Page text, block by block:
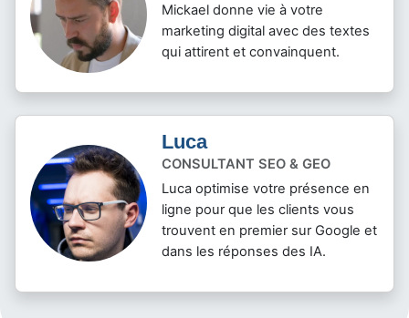
Mickael donne vie à votre
marketing digital avec des textes
qui attirent et convainquent.
Luca
CONSULTANT SEO & GEO
Luca optimise votre présence en
ligne pour que les clients vous
trouvent en premier sur Google et
dans les réponses des IA.